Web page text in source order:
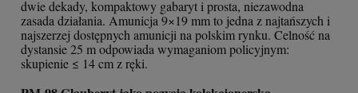
dwie dekady, kompaktowy gabaryt i prosta, niezawodna
zasada działania. Amunicja 9×19 mm to jedna z najtańszych i
najszerzej dostępnych amunicji na polskim rynku. Celność na
dystansie 25 m odpowiada wymaganiom policyjnym:
skupienie ≤ 14 cm z ręki.